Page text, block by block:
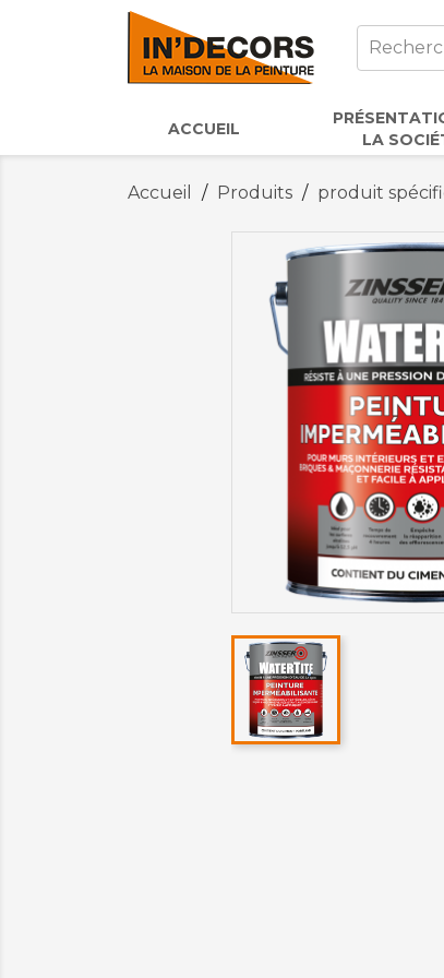
ACCUEIL
LA
Accueil Produits produit